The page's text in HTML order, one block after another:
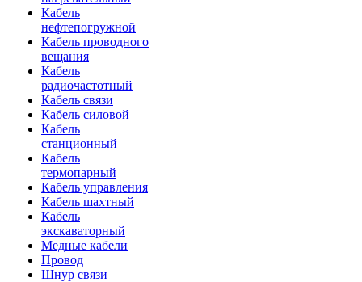
Кабель
нефтепогружной
Кабель проводного
вещания
Кабель
радиочастотный
Кабель связи
Кабель силовой
Кабель
станционный
Кабель
термопарный
Кабель управления
Кабель шахтный
Кабель
экскаваторный
Медные кабели
Провод
Шнур связи